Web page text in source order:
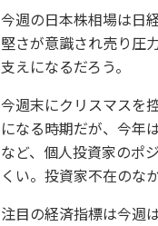
今週の日本株相場は日
堅さが意識され売り圧
支えになるだろう。
今週末にクリスマスを
になる時期だが、今年
など、個人投資家のポ
くい。投資家不在のな
注目の経済指標は今週